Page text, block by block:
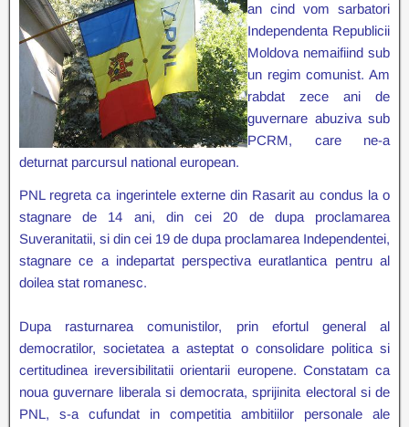
an cind vom sarbatori
Independenta Republicii
Moldova nemaifiind sub
un regim comunist. Am
rabdat zece ani de
guvernare abuziva sub
PCRM, care ne-a
deturnat parcursul national european.
PNL regreta ca ingerintele externe din Rasarit au condus la o
stagnare de 14 ani, din cei 20 de dupa proclamarea
Suveranitatii, si din cei 19 de dupa proclamarea Independentei,
stagnare ce a indepartat perspectiva euratlantica pentru al
doilea stat romanesc.
Dupa rasturnarea comunistilor, prin efortul general al
democratilor, societatea a asteptat o consolidare politica si
certitudinea ireversibilitatii orientarii europene. Constatam ca
noua guvernare liberala si democrata, sprijinita electoral si de
PNL, s-a cufundat in competitia ambitiilor personale ale